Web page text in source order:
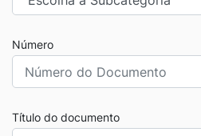
Número
Título do documento